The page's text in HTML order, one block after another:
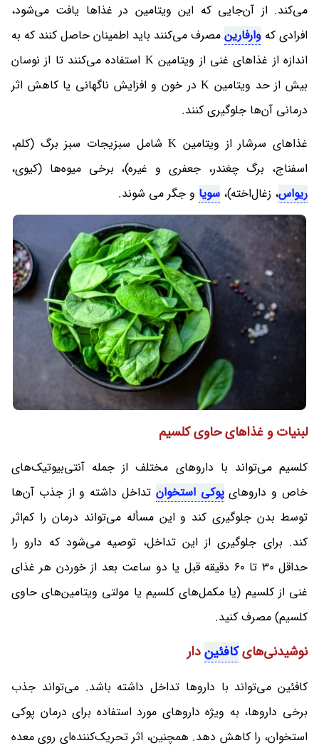
می‌کند. از آن‌جایی که این ویتامین در غذاها یافت می‌شود،
افرادی که وارفارین مصرف می‌کنند باید اطمینان حاصل کنند که به
اندازه از غذاهای غنی از ویتامین K استفاده می‌کنند تا از نوسان
بیش از حد ویتامین K در خون و افزایش ناگهانی یا کاهش اثر
درمانی آن‌ها جلوگیری کنند.
غذاهای سرشار از ویتامین K شامل سبزیجات سبز برگ (کلم،
اسفناج، برگ چغندر، جعفری و غیره)، برخی میوه‌ها (کیوی،
ریواس، زغال‌اخته)، سویا و جگر می شوند.
لبنیات و غذاهای حاوی کلسیم
کلسیم می‌تواند با داروهای مختلف از جمله آنتی‌بیوتیک‌های
خاص و داروهایپوکی استخوان تداخل داشته و از جذب آن‌ها
توسط بدن جلوگیری کند و این مسأله می‌تواند درمان را کم‌اثر
کند. برای جلوگیری از این تداخل، توصیه می‌شود که دارو را
حداقل 30 تا 60 دقیقه قبل یا دو ساعت بعد از خوردن هر غذای
غنی از کلسیم (یا مکمل‌های کلسیم یا مولتی ویتامین‌های حاوی
کلسیم) مصرف کنید.
نوشیدنی‌هایکافئیندار
کافئین می‌تواند با داروها تداخل داشته باشد. می‌تواند جذب
برخی داروها، به ویژه داروهای مورد استفاده برای درمان پوکی
استخوان، را کاهش دهد. همچنین، اثر تحریک‌کننده‌ای روی معده